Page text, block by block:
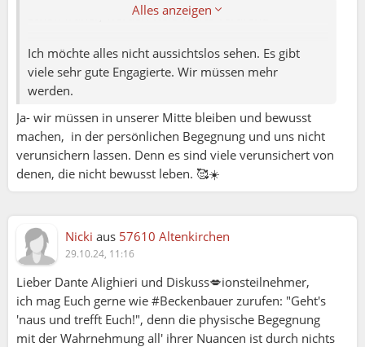
Alles anzeigen
schon früher, werden viele Werte verdreht.
Ich möchte alles nicht aussichtslos sehen. Es gibt
viele sehr gute Engagierte. Wir müssen mehr
werden.
Ja- wir müssen in unserer Mitte bleiben und bewusst
machen, in der persönlichen Begegnung und uns nicht
verunsichern lassen. Denn es sind viele verunsichert von
denen, die nicht bewusst leben. 🥰☀️
Nicki aus 57610 Altenkirchen
29.10.24, 11:16
Lieber Dante Alighieri und Diskuss💋ionsteilnehmer,
ich mag Euch gerne wie #Beckenbauer zurufen: "Geht's
'naus und trefft Euch!", denn die physische Begegnung
mit der Wahrnehmung all' ihrer Nuancen ist durch nichts
chicc21:
" ... genetisch gezüchtet, gesellschaftlich
indoktriniert und pharmazeutisch betäubt
werden, um eine autoritäre
Herrschaftsordnung passiv aufrechtzuerhalten
– alles auf Kosten unserer Freiheit, unserer
vollen Menschlichkeit und vielleicht auch
unserer Seelen.